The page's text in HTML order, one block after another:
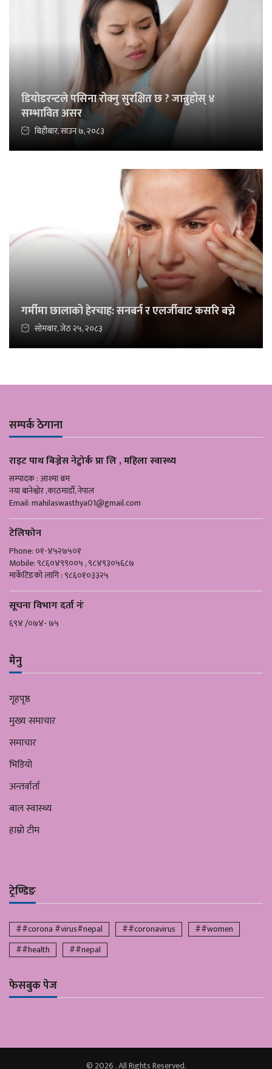
डियोडरन्टले पसिना रोक्नु सुरक्षित छ ? जान्नुहोस् ४
सम्भावित असर
बिहीबार, साउन ७, २०८३
गर्मीमा छालाको हेरचाह: सनबर्न र एलर्जीबाट कसरि बच्ने
सोमबार, जेठ २५, २०८३
सम्पर्क ठेगाना
राइट पाथ बिज्नेस नेट्वोर्क प्रा लि , महिला स्वास्थ्य
सम्पादक : आश्मा बम
नया बानेश्वोर ,काठमाडौँ, नेपाल
Email:mahilaswasthya01@gmail.com
टेलिफोन
Phone: ०१-४५२७५०१
Mobile: ९८६०४९९००५ , ९८४९३०५६८७
मार्केटिङको लागि : ९८६०१०३३२५
सूचना विभाग दर्ता नंः
६९४ /०७४- ७५
मेनु
गृहपृष्ठ
मुख्य समाचार
समाचार
भिडियो
अन्तर्वार्ता
बाल स्वास्थ्य
हाम्रो टीम
ट्रेण्डिङ
##corona #virus#nepal ##coronavirus
##women
##health
##nepal
फेसबुक पेज
© 2026 . All Rights Reserved.